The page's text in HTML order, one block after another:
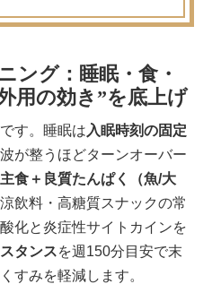
グ：睡眠・食・
用の効き”を底上げ
す。睡眠は 入眠時刻の固定
が整うほどターンオーバー
食＋良質たんぱく（魚/大
飲料・高糖質スナックの常
化と炎症性サイトカインを
タンスを週150分目安で末
すみを軽減します。